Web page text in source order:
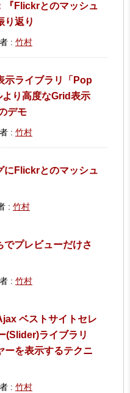
『Flickrとのマッシュ
り返り
: 竹村
示ライブラリ「Pop
り高度なGrid表示
デモ
: 竹村
にFlickrとのマッシュ
: 竹村
プレビューだけさ
: 竹村
ベストサイトセレ
(Slider)ライブラリ
ーを表示するテクニ
: 竹村